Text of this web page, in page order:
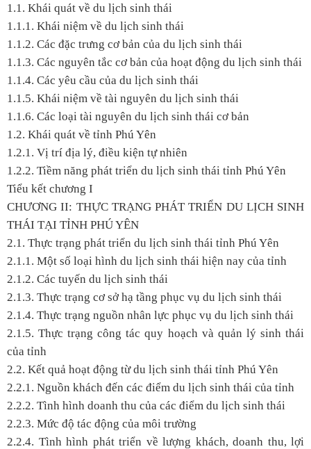
1.1. Khái quát về du lịch sinh thái
1.1.1. Khái niệm về du lịch sinh thái
1.1.2. Các đặc trưng cơ bản của du lịch sinh thái
1.1.3. Các nguyên tắc cơ bản của hoạt động du lịch sinh thái
1.1.4. Các yêu cầu của du lịch sinh thái
1.1.5. Khái niệm về tài nguyên du lịch sinh thái
1.1.6. Các loại tài nguyên du lịch sinh thái cơ bản
1.2. Khái quát về tỉnh Phú Yên
1.2.1. Vị trí địa lý, điều kiện tự nhiên
1.2.2. Tiềm năng phát triển du lịch sinh thái tỉnh Phú Yên
Tiểu kết chương I
CHƯƠNG II: THỰC TRẠNG PHÁT TRIỂN DU LỊCH SINH
THÁI TẠI TỈNH PHÚ YÊN
2.1. Thực trạng phát triển du lịch sinh thái tỉnh Phú Yên
2.1.1. Một số loại hình du lịch sinh thái hiện nay của tỉnh
2.1.2. Các tuyến du lịch sinh thái
2.1.3. Thực trạng cơ sở hạ tầng phục vụ du lịch sinh thái
2.1.4. Thực trạng nguồn nhân lực phục vụ du lịch sinh thái
2.1.5. Thực trạng công tác quy hoạch và quản lý sinh thái
của tỉnh
2.2. Kết quả hoạt động từ du lịch sinh thái tỉnh Phú Yên
2.2.1. Nguồn khách đến các điểm du lịch sinh thái của tỉnh
2.2.2. Tình hình doanh thu của các điểm du lịch sinh thái
2.2.3. Mức độ tác động của môi trường
2.2.4. Tình hình phát triển về lượng khách, doanh thu, lợi